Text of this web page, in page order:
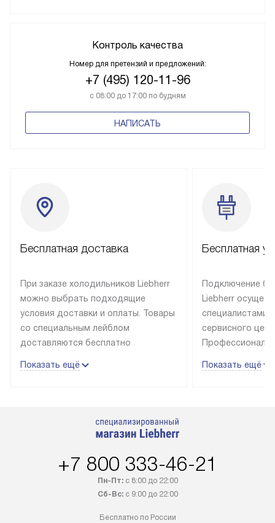
Контроль качества
Номер для претензий и предложений:
+7 (495) 120-11-96
с 08:00 до 17:00 по будням
НАПИСАТЬ
Бесплатная доставка
При заказе холодильников Liebherr
можно выбрать подходящие
условия доставки и оплаты. Товары
со специальным лейблом
доставляются бесплатно
до подъезда, выезд за МКАД
в течение трех дней. Доставка
регионы осуществляется через
100% предоплаты наша компания
до представительства
Показать ещё
Бесплатная
Подключение
Liebherr
специалистами
сервисного
эксплуатации
Стоимость
Показать ещё
+7 800 333-46-21
Пн-Пт:с 8:00 до 22:00
Сб-Вс:с 9:00 до 22:00
Бесплатно по России